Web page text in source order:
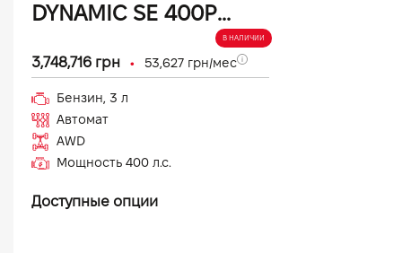
DYNAMIC SE 400PS (26,5 MY)
В НАЛИЧИИ
3,748,716 грн • 53,627 грн/мес
Бензин, 3 л
Автомат
AWD
Мощность 400 л.с.
Доступные опции